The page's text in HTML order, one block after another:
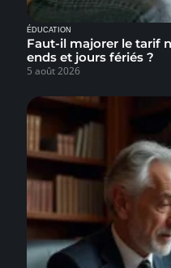
ÉDUCATION
Faut-il majorer le tarif
ends et jours fériés ?
5 août 2026